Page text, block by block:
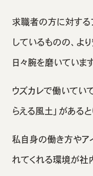
求職者の方に対する
しているものの、よ
日々腕を磨いています
ウズカレで働いてい
らえる風土」があると
私自身の働き方やア
れてくれる環境が社